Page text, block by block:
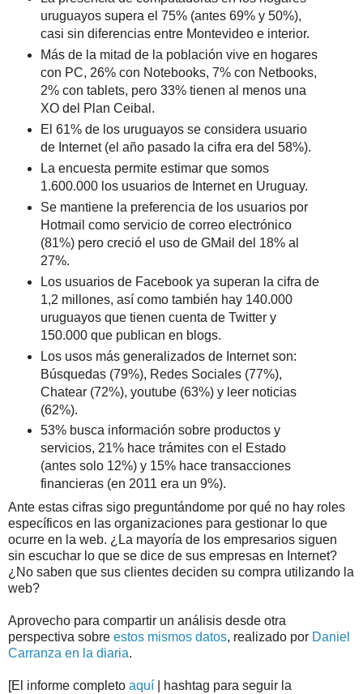
uruguayos supera el 75% (antes 69% y 50%),
casi sin diferencias entre Montevideo e interior.
Más de la mitad de la población vive en hogares
con PC, 26% con Notebooks, 7% con Netbooks,
2% con tablets, pero 33% tienen al menos una
XO del Plan Ceibal.
El 61% de los uruguayos se considera usuario
de Internet (el año pasado la cifra era del 58%).
La encuesta permite estimar que somos
1.600.000 los usuarios de Internet en Uruguay.
Se mantiene la preferencia de los usuarios por
Hotmail como servicio de correo electrónico
(81%) pero creció el uso de GMail del 18% al
27%.
Los usuarios de Facebook ya superan la cifra de
1,2 millones, así como también hay 140.000
uruguayos que tienen cuenta de Twitter y
150.000 que publican en blogs.
Los usos más generalizados de Internet son:
Búsquedas (79%), Redes Sociales (77%),
Chatear (72%), youtube (63%) y leer noticias
(62%).
53% busca información sobre productos y
servicios, 21% hace trámites con el Estado
(antes solo 12%) y 15% hace transacciones
financieras (en 2011 era un 9%).
Ante estas cifras sigo preguntándome por qué no hay roles
específicos en las organizaciones para gestionar lo que
ocurre en la web. ¿La mayoría de los empresarios siguen
sin escuchar lo que se dice de sus empresas en Internet?
¿No saben que sus clientes deciden su compra utilizando la
web?
Aprovecho para compartir un análisis desde otra
perspectiva sobre estos mismos datos, realizado por Daniel
Carranza en la diaria.
[El informe completo aquí | hashtag para seguir la